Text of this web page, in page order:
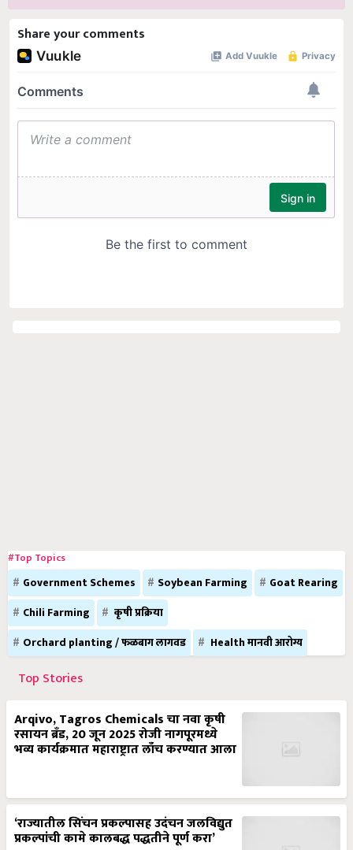
Share your comments
#Top Topics
Government Schemes Soybean Farming
Goat Rearing
Chili Farming
कृषी प्रक्रिया
Orchard planting / फळबाग लागवड
Health मानवी आरोग्य
Top Stories
Arqivo, Tagros Chemicals चा नवा कृषी
रसायन ब्रँड, 20 जून 2025 रोजी नागपूरमध्ये
भव्य कार्यक्रमात महाराष्ट्रात लाँच करण्यात आला
‘राज्यातील सिंचन प्रकल्पासह उदंचन जलविद्युत
प्रकल्पांची कामे कालबद्ध पद्धतीने पूर्ण करा’